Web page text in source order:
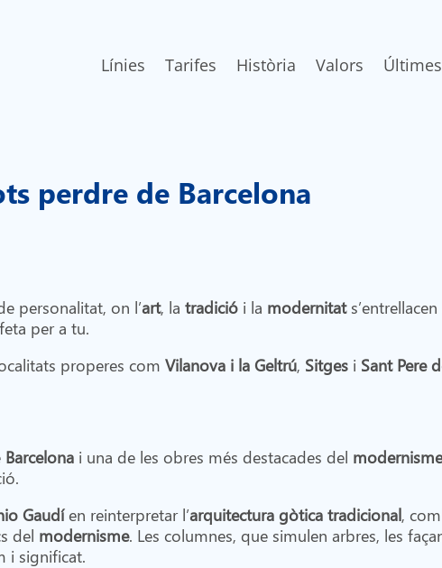
Línies Tarifes Història Valors
perdre de Barcelona
personalitat, on l’art, la tradició i la modernitat
per a tu.
properes com Vilanova i la Geltrú, Sitgesi Sant Pere
Barcelonai una de les obres més destacades del
Gaudíen reinterpretar l’arquitectura gòtica tradicional,
del modernisme. Les columnes, que simulen arbres, les
i significat.